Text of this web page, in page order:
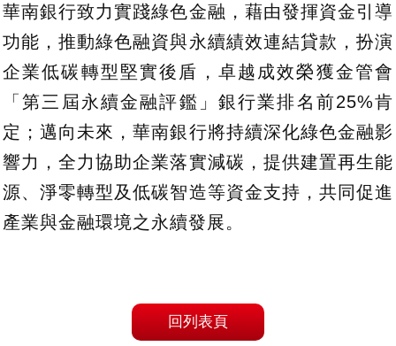
華南銀行致力實踐綠色金融，藉由發揮資金引導
功能，推動綠色融資與永續績效連結貸款，扮演
企業低碳轉型堅實後盾，卓越成效榮獲金管會
「第三屆永續金融評鑑」銀行業排名前25%肯
定；邁向未來，華南銀行將持續深化綠色金融影
響力，全力協助企業落實減碳，提供建置再生能
源、淨零轉型及低碳智造等資金支持，共同促進
產業與金融環境之永續發展。
回列表頁